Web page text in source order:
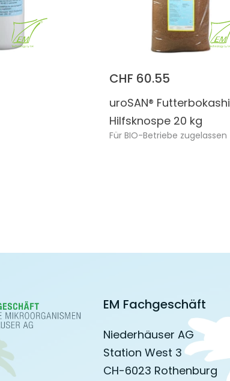
CHF 60.55
uroSAN® Futterbokashi
Hilfsknospe 20 kg
Für BIO-Betriebe zugelassen
EM Fachgeschäft
Niederhäuser AG
Station West 3
CH-6023 Rothenburg